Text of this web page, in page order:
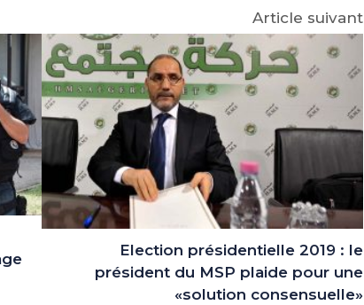
Article suivant
Election présidentielle 2019 : le
président du MSP plaide pour une
«solution consensuelle»